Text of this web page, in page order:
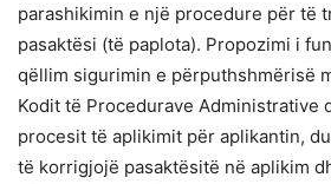
parashikimin e një procedure për të
pasaktësi (të paplota). Propozimi i
qëllim sigurimin e përputhshmërisë
Kodit të Procedurave Administrative
procesit të aplikimit për aplikantin,
të korrigjojë pasaktësitë në aplikim